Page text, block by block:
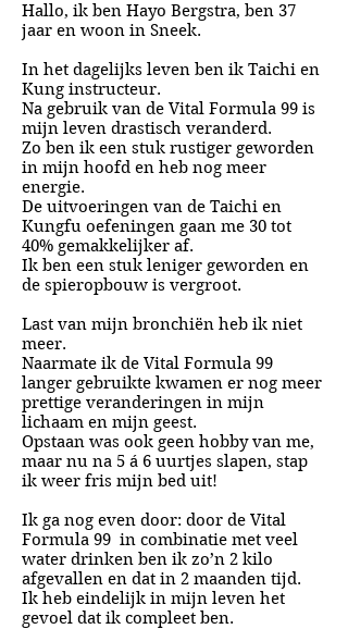
Hallo, ik ben Hayo Bergstra, ben 37
jaar en woon in Sneek.
In het dagelijks leven ben ik Taichi en
Kung instructeur.
Na gebruik van de Vital Formula 99 is
mijn leven drastisch veranderd.
Zo ben ik een stuk rustiger geworden
in mijn hoofd en heb nog meer
energie.
De uitvoeringen van de Taichi en
Kungfu oefeningen gaan me 30 tot
40% gemakkelijker af.
Ik ben een stuk leniger geworden en
de spieropbouw is vergroot.
Last van mijn bronchiën heb ik niet
meer.
Naarmate ik de Vital Formula 99
langer gebruikte kwamen er nog meer
prettige veranderingen in mijn
lichaam en mijn geest.
Opstaan was ook geen hobby van me,
maar nu na 5 á 6 uurtjes slapen, stap
ik weer fris mijn bed uit!
Ik ga nog even door: door de Vital
Formula 99 in combinatie met veel
water drinken ben ik zo’n 2 kilo
afgevallen en dat in 2 maanden tijd.
Ik heb eindelijk in mijn leven het
gevoel dat ik compleet ben.